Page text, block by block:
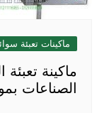
ماكينات تعبئة
ماكينة
الصناعات